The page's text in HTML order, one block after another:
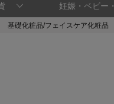
妊娠・ベビー
基礎化粧品/フェイスケア化粧品